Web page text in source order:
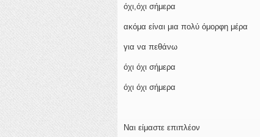
όχι,όχι σήμερα
ακόμα είναι μια πολύ όμορφη μέρα
για να πεθάνω
όχι όχι σήμερα
όχι όχι σήμερα
Nαι είμαστε επιπλέον